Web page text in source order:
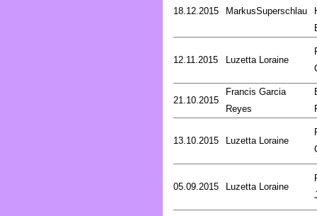
18.12.2015 MarkusSuperschlau
12.11.2015 Luzetta Loraine
21.10.2015
Francis Garcia
Reyes
13.10.2015 Luzetta Loraine
05.09.2015 Luzetta Loraine